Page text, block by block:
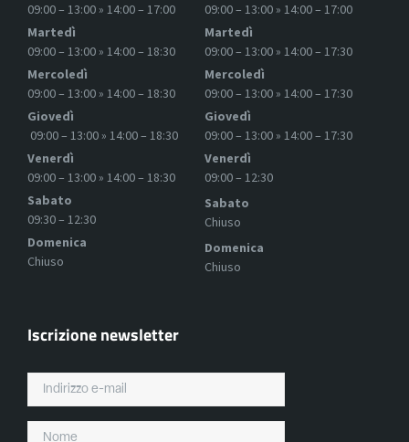
09:00 – 13:00 » 14:00 – 17:00
Martedì
09:00 – 13:00 » 14:00 – 18:30
Mercoledì
09:00 – 13:00 » 14:00 – 18:30
Giovedì
09:00 – 13:00 » 14:00 – 18:30
Venerdì
09:00 – 13:00 » 14:00 – 18:30
Sabato
09:30 – 12:30
Domenica
Chiuso
09:00 – 13:00 » 14:00 – 17:00
Martedì
09:00 – 13:00 » 14:00 – 17:30
Mercoledì
09:00 – 13:00 » 14:00 – 17:30
Giovedì
09:00 – 13:00 » 14:00 – 17:30
Venerdì
09:00 – 12:30
Sabato
Chiuso
Domenica
Chiuso
Iscrizione newsletter